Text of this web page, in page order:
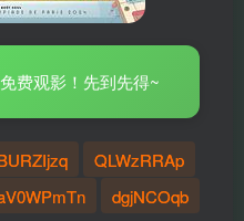
费观影！先到先得~
QLWzRRAp
dgjNCOqb